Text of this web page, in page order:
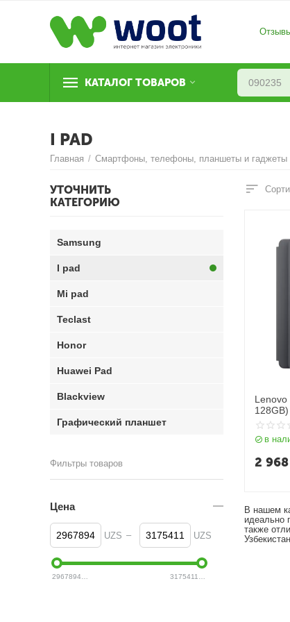
КАТАЛОГ ТОВАРОВ
I PAD
Главная / Смартфоны, телефоны, планшеты и гаджеты
В нашем
идеально
также
Lenovo
в
2
УТОЧНИТЬ
КАТЕГОРИЮ
Samsung
I pad
Mi pad
Teclast
Honor
Huawei Pad
Blackview
Графический планшет
Фильтры товаров
Цена
UZS – UZS
2967894 3175411